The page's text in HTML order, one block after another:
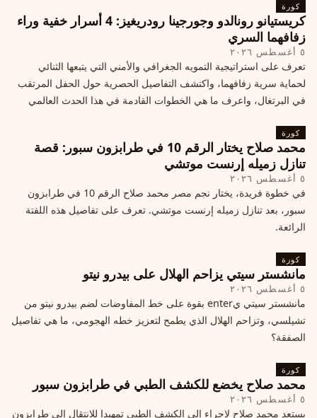
كورة
كريستيانو رونالدو وجورجينا رودريغيز: 4 أسرار خفية وراء
زفافهما السري
٥ أغسطس ٢٠٢٦
تعرف على استراتيجية التمويه الجغرافي والأمني التي يتبعها الثنائي
لحماية سرية زفافهما، واكتشف التفاصيل الحصرية حول الحفل المرتقب
في البرتغال، واعرف ما هي الخطوات القادمة في هذا الحدث العالمي
كورة
محمد صلاح يختار الرقم 10 في طرابزون سبور: قصة
تنازل زميله إرنست موتشي
٥ أغسطس ٢٠٢٦
في خطوة فريدة، يختار نجم مصر محمد صلاح الرقم 10 في طرابزون
سبور، بعد تنازل زميله إرنست موتشي. تعرف على تفاصيل هذه اللفتة
الرائعة.
كورة
مانشستر سيتي يزاحم الهلال على بيدرو نيتو
٥ أغسطس ٢٠٢٦
مانشستر سيتي يenter بقوة على خط المفاوضات لضم بيدرو نيتو من
تشيلسي، وتزاحم الهلال الذي يطمح لتعزيز خطه الهجومي، ما هي تفاصيل
الصفقة؟
كورة
محمد صلاح يخضع للكشف الطبي في طرابزون سبور
٥ أغسطس ٢٠٢٦
يستعد محمد صلاح لإجراء إلى الكشف الطبي تمهيدا للانتقال إلى طرابزون